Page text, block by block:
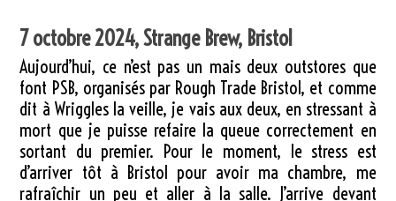
7 octobre 2024, Strange Brew, Bristol
Aujourd’hui, ce n’est pas un mais deux outstores que
font PSB, organisés par Rough Trade Bristol, et comme
dit à Wriggles la veille, je vais aux deux, en stressant à
mort que je puisse refaire la queue correctement en
sortant du premier. Pour le moment, le stress est
d’arriver tôt à Bristol pour avoir ma chambre, me
rafraîchir un peu et aller à la salle. J’arrive devant